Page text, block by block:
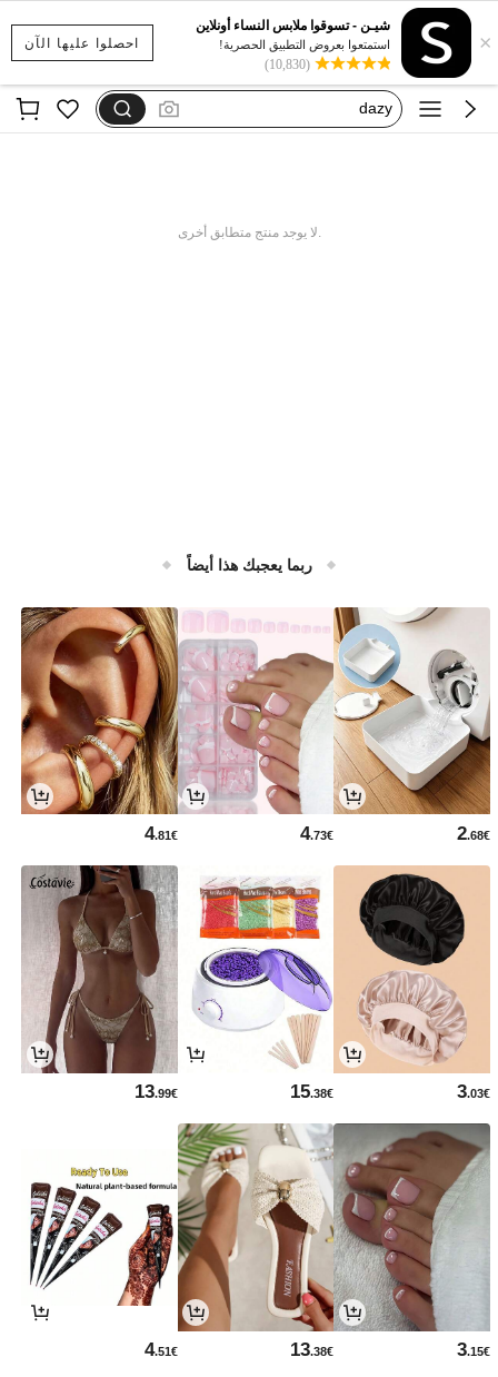
احصلوا عليها الآن ×
شيـن - تسوقوا ملابس النساء أونلاين
استمتعوا بعروض التطبيق الحصرية!
(10,830)
فستان يخفي الكرش
فستان اكمام طويله
dazy
.لا يوجد منتج متطابق أخرى
ربما يعجبك هذا أيضاً
2.68€
4.73€
4.81€
3.03€
15.38€
13.99€
3.15€
13.38€
4.51€